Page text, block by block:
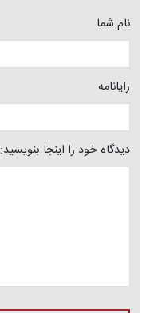
نام شما
رایانامه
دیدگاه خود را اینجا بنویسید: